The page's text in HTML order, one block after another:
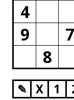
4
9
7
8
✎ X 1